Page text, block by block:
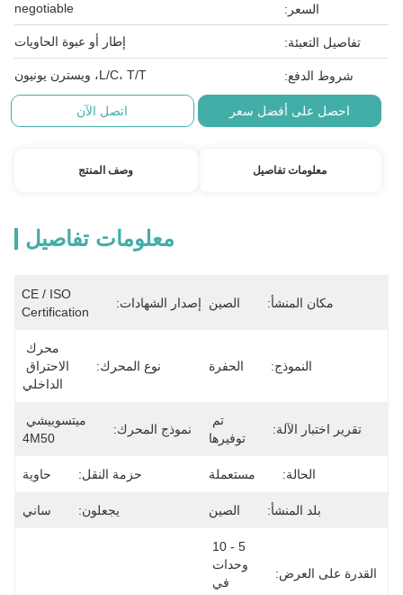
السعر: negotiable
تفاصيل التعبئة: إطار أو عبوة الحاويات
شروط الدفع: L/C، T/T، ويسترن يونيون
احصل على أفضل سعر اتصل الآن
معلومات تفاصيل وصف المنتج
معلومات تفاصيل
مكان المنشأ: الصين إصدار الشهادات:
CE / ISO
Certification
النموذج: الحفرة نوع المحرك:
الداخلي
تقرير اختبار الآلة:
توفيرها
نموذج المحرك:
4M50
الحالة: مستعملة حزمة النقل: حاوية
بلد المنشأ: الصين يجعلون: ساني
القدرة على العرض: